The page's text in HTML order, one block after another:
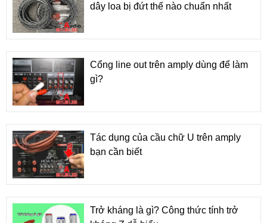
dây loa bị đứt thế nào chuẩn nhất
Cổng line out trên amply dùng để làm
gì?
Tác dụng của cầu chữ U trên amply
bạn cần biết
Trở kháng là gì? Công thức tính trở